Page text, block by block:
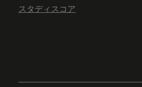
スタディスコア